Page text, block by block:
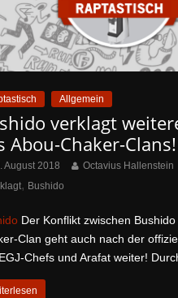
Allgemein
verklagt
Abou-Chaker-Clans!
August 2018 Octavius Hallenstein
, Bushido
Der Konflikt zwischen
Clan geht auch nach der
Chefs und Arafat weiter!